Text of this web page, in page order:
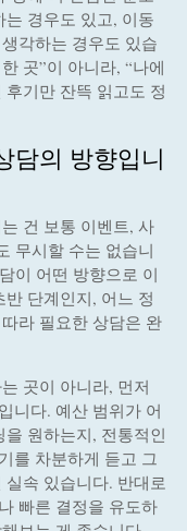
경우도 있고, 이동
각하는 경우도 있습
곳”이 아니라, “나에
기만 잔뜩 읽고도 정
담의 방향입니
건 보통 이벤트, 사
무시할 수는 없습니
이 어떤 방향으로 이
단계인지, 어느 정
라 필요한 상담은 완
곳이 아니라, 먼저
니다. 예산 범위가 어
원하는지, 전통적인
를 차분하게 듣고 그
속 있습니다. 반대로
빠른 결정을 유도하